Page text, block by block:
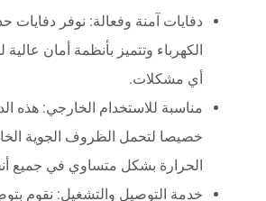
دفايات آمنة وفعالة: نوفر دفايات
الكهرباء وتتميز بأنظمة أمان
أي مشكلات.
مناسبة للاستخدام الخارجي: هذه
خصيصا لتحمل الظروف الجوية
الحرارة بشكل متساوي في جميع
خدمة التوصيل والتشغيل: نقوم